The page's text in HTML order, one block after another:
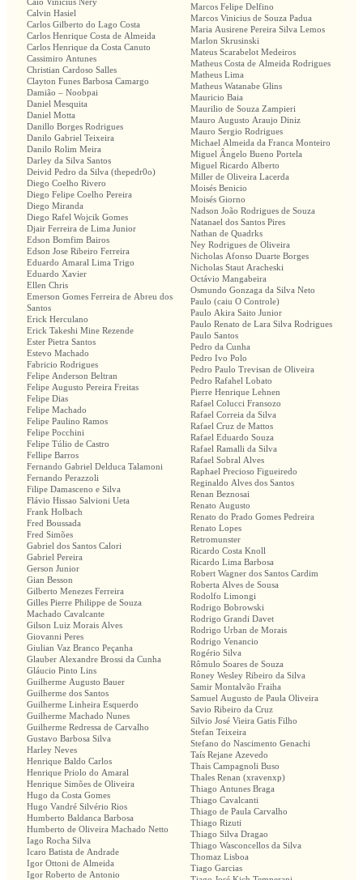
Caio Vinicius Nery
Calvin Hasiel
Carlos Gilberto do Lago Costa
Carlos Henrique Costa de Almeida
Carlos Henrique da Costa Canuto
Cassimiro Antunes
Christian Cardoso Salles
Clayton Funes Barbosa Camargo
Damião – Noobpai
Daniel Mesquita
Daniel Motta
Danillo Borges Rodrigues
Danilo Gabriel Teixeira
Danilo Rolim Meira
Darley da Silva Santos
Deivid Pedro da Silva (thepedr0o)
Diego Coelho Rivero
Diego Felipe Coelho Pereira
Diego Miranda
Diego Rafel Wojcik Gomes
Djair Ferreira de Lima Junior
Edson Bomfim Bairos
Edson Jose Ribeiro Ferreira
Eduardo Amaral Lima Trigo
Eduardo Xavier
Ellen Chris
Emerson Gomes Ferreira de Abreu dos
Santos
Erick Herculano
Erick Takeshi Mine Rezende
Ester Pietra Santos
Estevo Machado
Fabricio Rodrigues
Felipe Anderson Beltran
Felipe Augusto Pereira Freitas
Felipe Dias
Felipe Machado
Felipe Paulino Ramos
Felipe Pocchini
Felipe Túlio de Castro
Fellipe Barros
Fernando Gabriel Delduca Talamoni
Fernando Perazzoli
Filipe Damasceno e Silva
Flávio Hissao Salvioni Ueta
Frank Holbach
Fred Boussada
Fred Simões
Gabriel dos Santos Calori
Gabriel Pereira
Gerson Junior
Gian Besson
Gilberto Menezes Ferreira
Gilles Pierre Philippe de Souza
Machado Cavalcante
Gilson Luiz Morais Alves
Giovanni Peres
Giulian Vaz Branco Peçanha
Glauber Alexandre Brossi da Cunha
Gláucio Pinto Lins
Guilherme Augusto Bauer
Guilherme dos Santos
Guilherme Linheira Esquerdo
Guilherme Machado Nunes
Guilherme Redressa de Carvalho
Gustavo Barbosa Silva
Harley Neves
Henrique Baldo Carlos
Henrique Priolo do Amaral
Henrique Simões de Oliveira
Hugo da Costa Gomes
Hugo Vandré Silvério Rios
Humberto Baldanca Barbosa
Humberto de Oliveira Machado Netto
Iago Rocha Silva
Icaro Batista de Andrade
Igor Ottoni de Almeida
Igor Roberto de Antonio
Marcos Felipe Delfino
Marcos Vinicius de Souza Padua
Maria Ausirene Pereira Silva Lemos
Marlon Skrusinski
Mateus Scarabelot Medeiros
Matheus Costa de Almeida Rodrigues
Matheus Lima
Matheus Watanabe Glins
Mauricio Baia
Maurilio de Souza Zampieri
Mauro Augusto Araujo Diniz
Mauro Sergio Rodrigues
Michael Almeida da Franca Monteiro
Miguel Ângelo Bueno Portela
Miguel Ricardo Alberto
Miller de Oliveira Lacerda
Moisés Benicio
Moisés Giorno
Nadson João Rodrigues de Souza
Natanael dos Santos Pires
Nathan de Quadrks
Ney Rodrigues de Oliveira
Nicholas Afonso Duarte Borges
Nicholas Staut Aracheski
Octávio Mangabeira
Osmundo Gonzaga da Silva Neto
Paulo (caiu O Controle)
Paulo Akira Saito Junior
Paulo Renato de Lara Silva Rodrigues
Paulo Santos
Pedro da Cunha
Pedro Ivo Polo
Pedro Paulo Trevisan de Oliveira
Pedro Rafahel Lobato
Pierre Henrique Lehnen
Rafael Colucci Fransozo
Rafael Correia da Silva
Rafael Cruz de Mattos
Rafael Eduardo Souza
Rafael Ramalli da Silva
Rafael Sobral Alves
Raphael Precioso Figueiredo
Reginaldo Alves dos Santos
Renan Beznosai
Renato Augusto
Renato do Prado Gomes Pedreira
Renato Lopes
Retromunster
Ricardo Costa Knoll
Ricardo Lima Barbosa
Robert Wagner dos Santos Cardim
Roberta Alves de Sousa
Rodolfo Limongi
Rodrigo Bobrowski
Rodrigo Grandi Davet
Rodrigo Urban de Morais
Rodrigo Venancio
Rogério Silva
Rômulo Soares de Souza
Roney Wesley Ribeiro da Silva
Samir Montalvão Fraiha
Samuel Augusto de Paula Oliveira
Savio Ribeiro da Cruz
Silvio José Vieira Gatis Filho
Stefan Teixeira
Stefano do Nascimento Genachi
Taís Rejane Azevedo
Thais Campagnoli Buso
Thales Renan (xravenxp)
Thiago Antunes Braga
Thiago Cavalcanti
Thiago de Paula Carvalho
Thiago Rizuti
Thiago Silva Dragao
Thiago Wasconcellos da Silva
Thomaz Lisboa
Tiago Garcias